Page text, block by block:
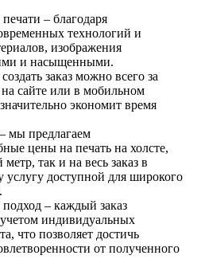
– благодаря
технологий и
изображения
и насыщенными.
заказ можно всего за
на сайте или в мобильном
экономит время
мы предлагаем
цены на печать на холсте,
так и на весь заказ в
услугу доступной для широкого
– каждый заказ
учетом индивидуальных
что позволяет достичь
от полученного